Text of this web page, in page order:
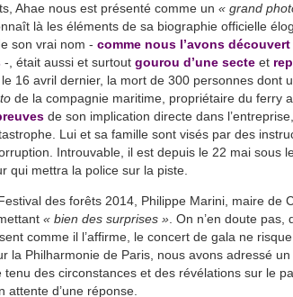
Ahae nous est présenté comme un « grand
là les éléments de sa biographie officielle
son vrai nom - comme nous l’avons découvert
-, était aussi et surtout gourou d’une secte et
16 avril dernier, la mort de 300 personnes dont
de la compagnie maritime, propriétaire du ferry
de son implication directe dans
Lui et sa famille sont visés par des
Introuvable, il est depuis le 22 mai sous
qui mettra la police sur la piste.
des forêts 2014, Philippe Marini, maire de
« bien des surprises ». On n’en doute pas,
comme il l’affirme, le concert de gala ne
la Philharmonie de Paris, nous avons adressé
des circonstances et des révélations sur le
attente d’une réponse.